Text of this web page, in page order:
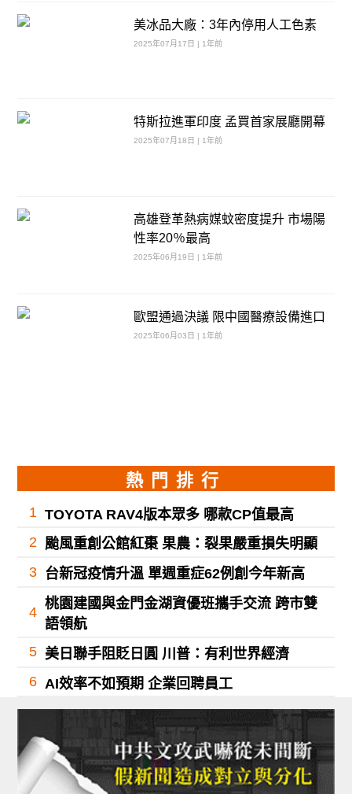
美冰品大廠：3年內停用人工色素
2025年07月17日 | 1年前
特斯拉進軍印度 孟買首家展廳開幕
2025年07月18日 | 1年前
高雄登革熱病媒蚊密度提升 市場陽
性率20％最高
2025年06月19日 | 1年前
歐盟通過決議 限中國醫療設備進口
2025年06月03日 | 1年前
熱門排行
1 TOYOTA RAV4版本眾多 哪款CP值最高
2 颱風重創公館紅棗 果農：裂果嚴重損失明顯
3 台新冠疫情升溫 單週重症62例創今年新高
4
桃園建國與金門金湖資優班攜手交流 跨市雙
語領航
5 美日聯手阻貶日圓 川普：有利世界經濟
6 AI效率不如預期 企業回聘員工